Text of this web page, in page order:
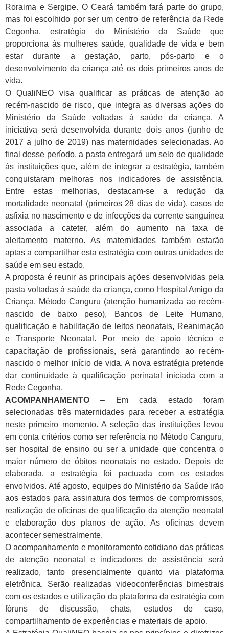
Roraima e Sergipe. O Ceará também fará parte do grupo,
mas foi escolhido por ser um centro de referência da Rede
Cegonha, estratégia do Ministério da Saúde que
proporciona às mulheres saúde, qualidade de vida e bem
estar durante a gestação, parto, pós-parto e o
desenvolvimento da criança até os dois primeiros anos de
vida.
O QualiNEO visa qualificar as práticas de atenção ao
recém-nascido de risco, que integra as diversas ações do
Ministério da Saúde voltadas à saúde da criança. A
iniciativa será desenvolvida durante dois anos (junho de
2017 a julho de 2019) nas maternidades selecionadas. Ao
final desse período, a pasta entregará um selo de qualidade
às instituições que, além de integrar a estratégia, também
conquistaram melhoras nos indicadores de assistência.
Entre estas melhorias, destacam-se a redução da
mortalidade neonatal (primeiros 28 dias de vida), casos de
asfixia no nascimento e de infecções da corrente sanguínea
associada a cateter, além do aumento na taxa de
aleitamento materno. As maternidades também estarão
aptas a compartilhar esta estratégia com outras unidades de
saúde em seu estado.
A proposta é reunir as principais ações desenvolvidas pela
pasta voltadas à saúde da criança, como Hospital Amigo da
Criança, Método Canguru (atenção humanizada ao recém-
nascido de baixo peso), Bancos de Leite Humano,
qualificação e habilitação de leitos neonatais, Reanimação
e Transporte Neonatal. Por meio de apoio técnico e
capacitação de profissionais, será garantindo ao recém-
nascido o melhor início de vida. A nova estratégia pretende
dar continuidade à qualificação perinatal iniciada com a
Rede Cegonha.
ACOMPANHAMENTO– Em cada estado foram
selecionadas três maternidades para receber a estratégia
neste primeiro momento. A seleção das instituições levou
em conta critérios como ser referência no Método Canguru,
ser hospital de ensino ou ser a unidade que concentra o
maior número de óbitos neonatais no estado. Depois de
elaborada, a estratégia foi pactuada com os estados
envolvidos. Até agosto, equipes do Ministério da Saúde irão
aos estados para assinatura dos termos de compromissos,
realização de oficinas de qualificação da atenção neonatal
e elaboração dos planos de ação. As oficinas devem
acontecer semestralmente.
O acompanhamento e monitoramento cotidiano das práticas
de atenção neonatal e indicadores de assistência será
realizado, tanto presencialmente quanto via plataforma
eletrônica. Serão realizadas videoconferências bimestrais
com os estados e utilização da plataforma da estratégia com
fóruns de discussão, chats, estudos de caso,
compartilhamento de experiências e materiais de apoio.